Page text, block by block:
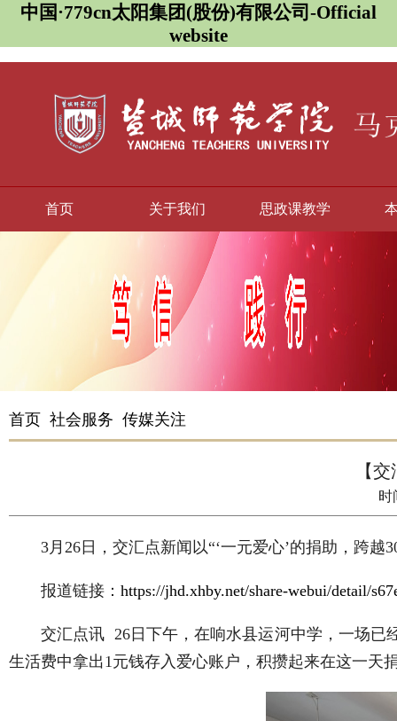
中国·779cn太阳集团(股份)有限公司-Official
website
首页 关于我们 思政课教学
首页 社会服务 传媒关注
【
时
3月26日，交汇点新闻以“‘一元爱心’的捐助，跨
报道链接： https://jhd.xhby.net/share-webui/detail/
交汇点讯 26日下午，在响水县运河中学，一场已
生活费中拿出1元钱存入爱心账户，积攒起来在这一天